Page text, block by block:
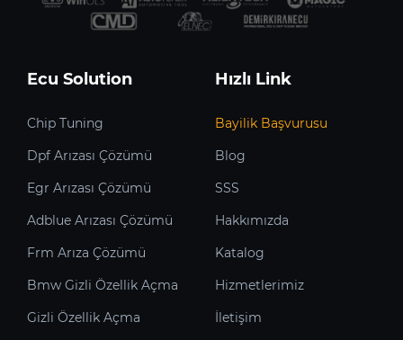
Ecu Solution
Chip Tuning
Dpf Arızası Çözümü
Egr Arızası Çözümü
Adblue Arızası Çözümü
Frm Arıza Çözümü
Bmw Gizli Özellik Açma
Gizli Özellik Açma
Hızlı Link
Bayilik Başvurusu
Blog
SSS
Hakkımızda
Katalog
Hizmetlerimiz
İletişim